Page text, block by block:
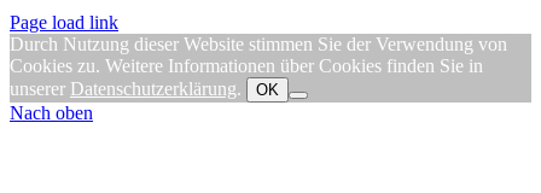
Page load link
Durch Nutzung dieser Website stimmen Sie der Verwendung von
Cookies zu. Weitere Informationen über Cookies finden Sie in
unserer Datenschutzerklärung. OK
Nach oben